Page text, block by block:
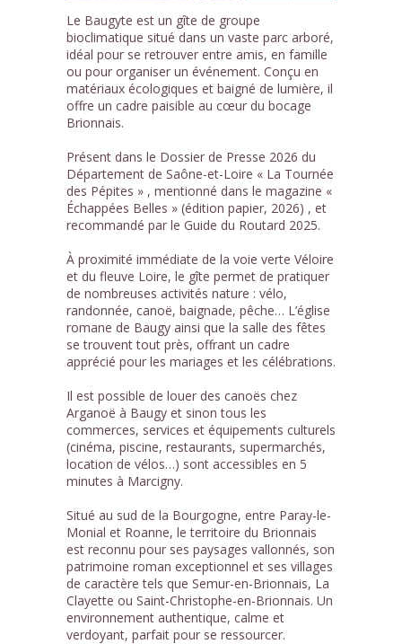
1 /18
Le Baugyte est un gîte de groupe
bioclimatique situé dans un vaste parc arboré,
idéal pour se retrouver entre amis, en famille
ou pour organiser un événement. Conçu en
matériaux écologiques et baigné de lumière, il
offre un cadre paisible au cœur du bocage
Brionnais.
Présent dans le Dossier de Presse 2026 du
Département de Saône-et-Loire « La Tournée
des Pépites » , mentionné dans le magazine «
Échappées Belles » (édition papier, 2026) , et
recommandé par le Guide du Routard 2025.
À proximité immédiate de la voie verte Véloire
et du fleuve Loire, le gîte permet de pratiquer
de nombreuses activités nature : vélo,
randonnée, canoë, baignade, pêche… L’église
romane de Baugy ainsi que la salle des fêtes
se trouvent tout près, offrant un cadre
apprécié pour les mariages et les célébrations.
Il est possible de louer des canoës chez
Arganoë à Baugy et sinon tous les
commerces, services et équipements culturels
(cinéma, piscine, restaurants, supermarchés,
location de vélos…) sont accessibles en 5
minutes à Marcigny.
Situé au sud de la Bourgogne, entre Paray-le-
Monial et Roanne, le territoire du Brionnais
est reconnu pour ses paysages vallonnés, son
patrimoine roman exceptionnel et ses villages
de caractère tels que Semur-en-Brionnais, La
Clayette ou Saint-Christophe-en-Brionnais. Un
environnement authentique, calme et
verdoyant, parfait pour se ressourcer.